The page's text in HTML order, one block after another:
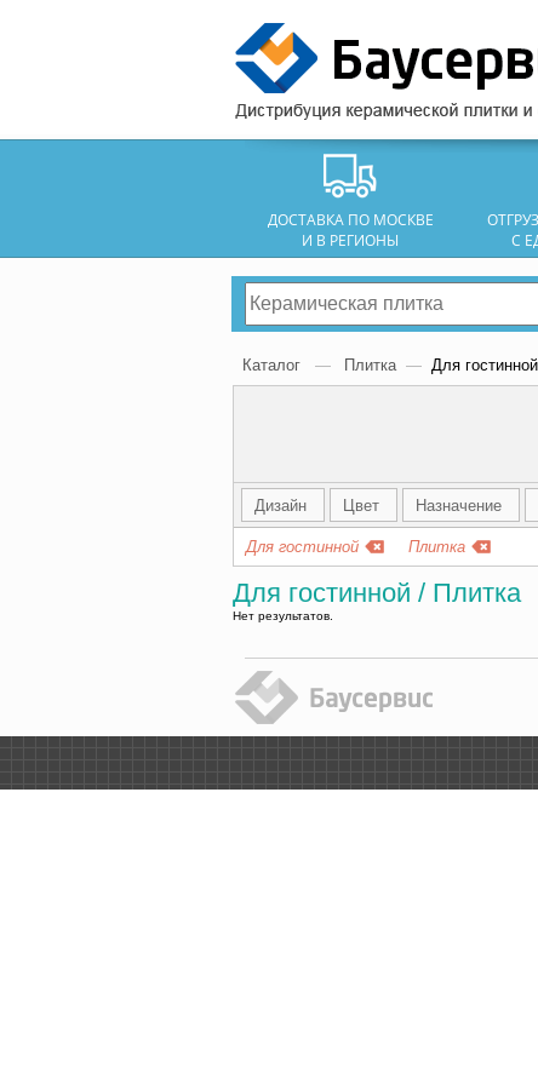
ДОСТАВКА ПО МОСКВЕ
И В РЕГИОНЫ
С
Каталог — Плитка — Для
Дизайн Цвет Назначение
Для гостинной Плитка
Для гостинной / Плитка
Нет результатов.